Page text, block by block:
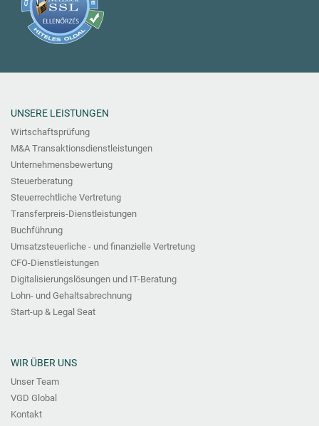
UNSERE LEISTUNGEN
Wirtschaftsprüfung
M&A Transaktionsdienstleistungen
Unternehmensbewertung
Steuerberatung
Steuerrechtliche Vertretung
Transferpreis-Dienstleistungen
Buchführung
Umsatzsteuerliche - und finanzielle Vertretung
CFO-Dienstleistungen
Digitalisierungslösungen und IT-Beratung
Lohn- und Gehaltsabrechnung
Start-up & Legal Seat
WIR ÜBER UNS
Unser Team
VGD Global
Kontakt